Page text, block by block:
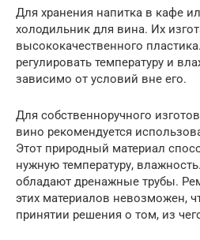
Для хранения напитка в кафе
холодильник для вина. Их
высококачественного
регулировать температуру и
зависимо от условий вне его.
Для собственноручного
вино рекомендуется
Этот природный материал
нужную температуру,
обладают дренажные трубы.
этих материалов невозможен,
принятии решения о том, из